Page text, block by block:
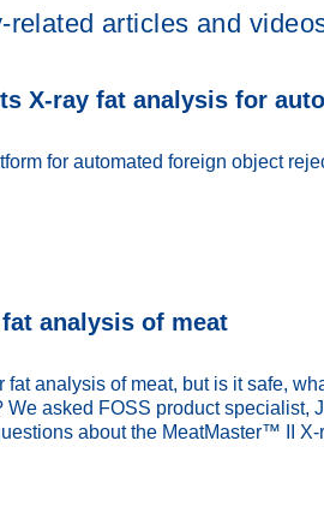
related articles and
X-ray fat analysis for
for automated foreign object
analysis of meat
analysis of meat, but is it safe,
asked FOSS product specialist,
about the MeatMaster™ II X-